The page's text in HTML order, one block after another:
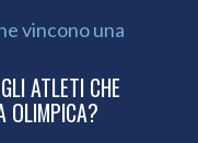
ATLETI CHE
OLIMPICA?